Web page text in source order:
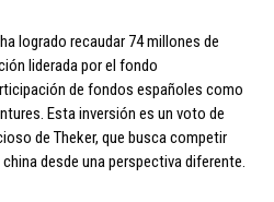
logrado recaudar 74 millones de
liderada por el fondo
de fondos españoles como
Esta inversión es un voto de
de Theker, que busca competir
desde una perspectiva diferente.